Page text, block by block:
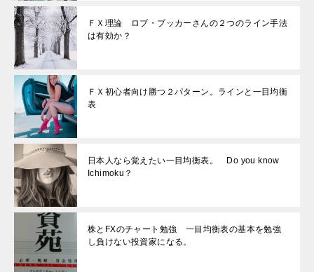
ＦＸ理論 ロブ・ブッカーさんの２つのライン手法
は有効か？
ＦＸ初心者向け勝つ２パターン。ラインと一目均衡
表
日本人なら覚えたい一目均衡表。 Do you know
Ichimoku？
株とFXのチャート勉強 一目均衡表の基本を勉強
し負けない投資家になる。